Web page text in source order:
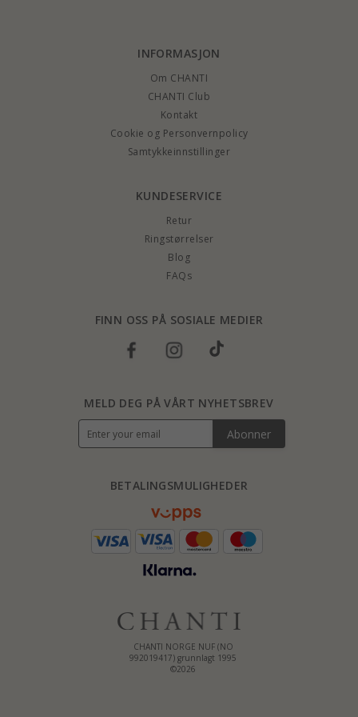
INFORMASJON
Om CHANTI
CHANTI Club
Kontakt
Cookie og Personvernpolicy
Samtykkeinnstillinger
KUNDESERVICE
Retur
Ringstørrelser
Blog
FAQs
FINN OSS PÅ SOSIALE MEDIER
CHANTI NORGE NUF (NO
992019417) grunnlagt 1995
©2026
BETALINGSMULIGHEDER
MELD DEG PÅ VÅRT NYHETSBREV
Abonner